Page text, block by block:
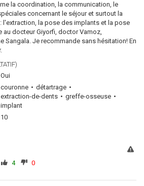
la coordination, la communication, le
concernant le séjour et surtout la
l'extraction, la pose des implants et la pose
au docteur Giyorfi, doctor Vamoz,
Sangala. Je recommande sans hésitation! En
Oui
couronne
détartrage
extraction-de-dents
greffe-osseuse
implant
10
4 0